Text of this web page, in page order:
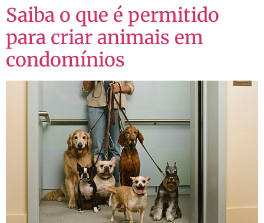
Saiba o que é permitido
para criar animais em
condomínios